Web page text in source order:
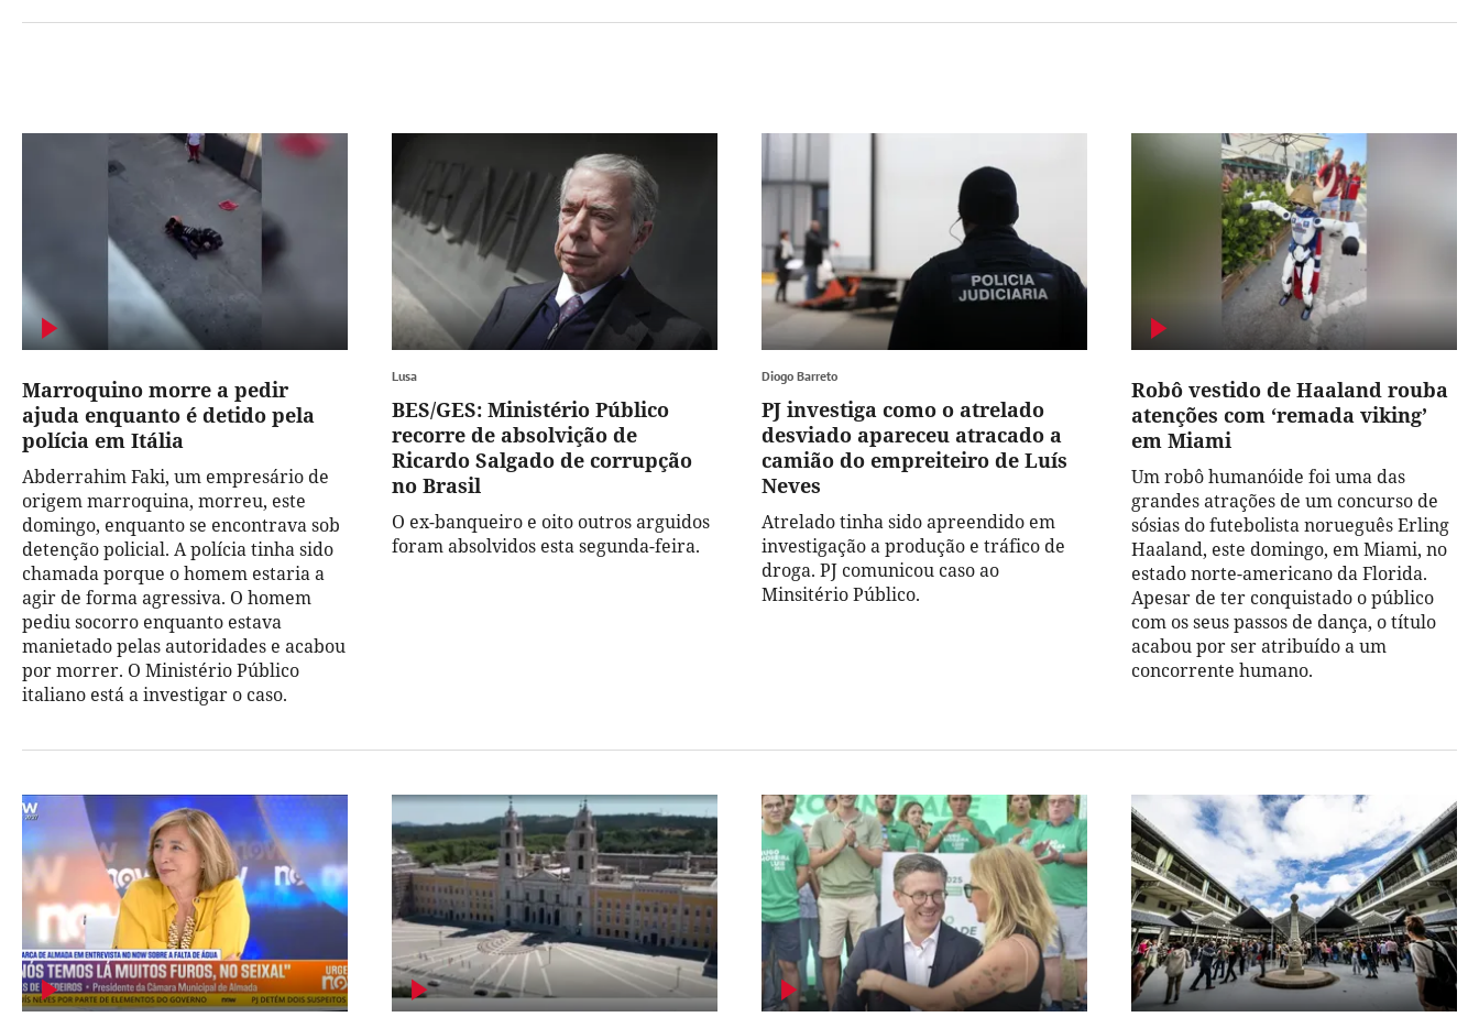
Marroquino morre a pedir
ajuda enquanto é detido pela
polícia em Itália
Abderrahim Faki, um empresário de
origem marroquina, morreu, este
domingo, enquanto se encontrava sob
detenção policial. A polícia tinha sido
chamada porque o homem estaria a
agir de forma agressiva. O homem
pediu socorro enquanto estava
manietado pelas autoridades e acabou
por morrer. O Ministério Público
italiano está a investigar o caso.
Lusa
BES/GES: Ministério Público
recorre de absolvição de
Ricardo Salgado de corrupção
no Brasil
O ex-banqueiro e oito outros arguidos
foram absolvidos esta segunda-feira.
Diogo Barreto
PJ investiga como o atrelado
desviado apareceu atracado a
camião do empreiteiro de Luís
Neves
Atrelado tinha sido apreendido em
investigação a produção e tráfico de
droga. PJ comunicou caso ao
Minsitério Público.
Robô vestido de Haaland rouba
atenções com ‘remada viking’
em Miami
Um robô humanóide foi uma das
grandes atrações de um concurso de
sósias do futebolista norueguês Erling
Haaland, este domingo, em Miami, no
estado norte-americano da Florida.
Apesar de ter conquistado o público
com os seus passos de dança, o título
acabou por ser atribuído a um
concorrente humano.